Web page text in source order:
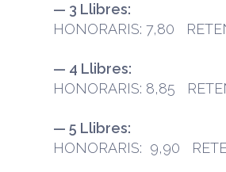
— 3 Llibres:
HONORARIS: 7,80
— 4 Llibres:
HONORARIS: 8,85
— 5 Llibres:
HONORARIS: 9,90